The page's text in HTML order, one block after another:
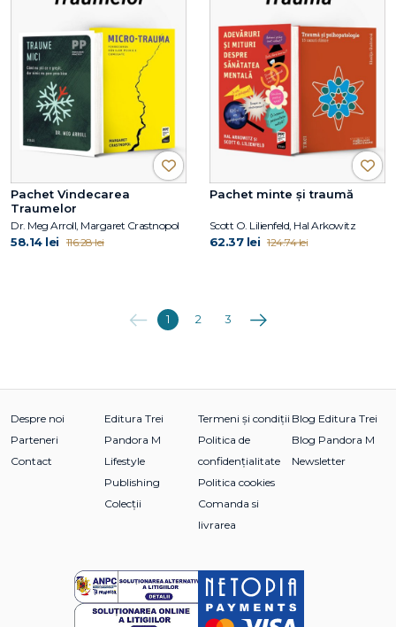
Pachet Vindecarea
Traumelor
Dr. Meg Arroll, Margaret Crastnopol
58.14 lei 116.28 lei
Pachet minte și traumă
Scott O. Lilienfeld, Hal Arkowitz
62.37 lei 124.74 lei
Anterioara
1 2 3 Următoarea
Despre noi
Parteneri
Contact
Editura Trei
Pandora M
Lifestyle
Publishing
Colecții
Termeni și condiții
Politica de
confidențialitate
Politica cookies
Comanda si
livrarea
Blog Editura Trei
Blog Pandora M
Newsletter